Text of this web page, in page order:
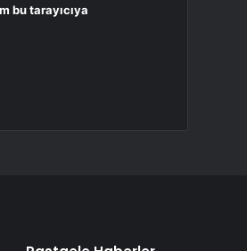
bu tarayıcıya